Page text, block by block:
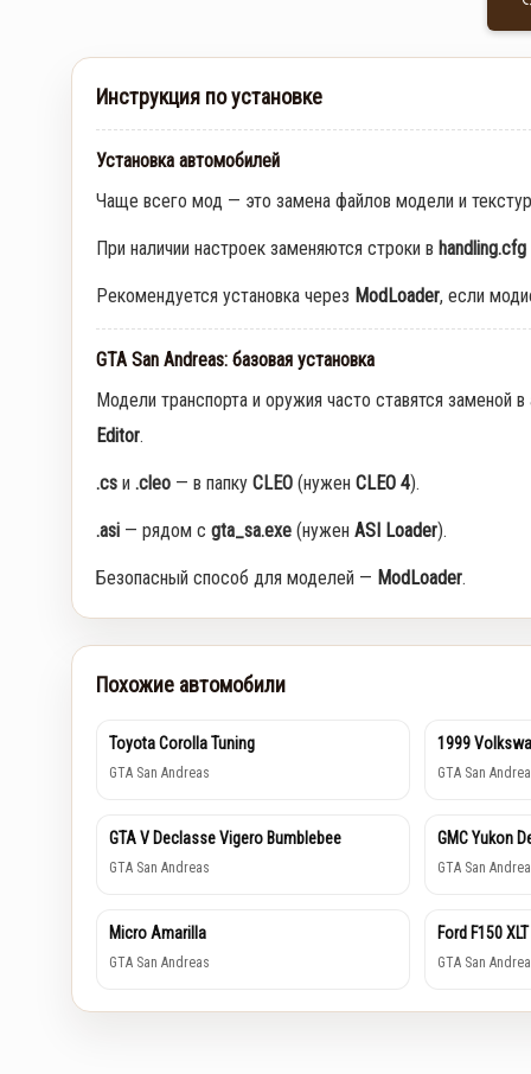
Инструкция по установке
Установка автомобилей
Чаще всего мод — это замена файлов модели и
При наличии настроек заменяются строки в handling.cfg
Рекомендуется установка через ModLoader, если
GTA San Andreas: базовая установка
Модели транспорта и оружия часто ставятся заменой
Editor.
.cs и .cleo — в папку CLEO (нужен CLEO 4).
.asi — рядом с gta_sa.exe (нужен ASI Loader).
Безопасный способ для моделей — ModLoader.
Похожие автомобили
Toyota Corolla Tuning
GTA San Andreas
1999
GTA San
GTA V Declasse Vigero Bumblebee
GTA San Andreas
GMC Yukon
GTA San
Micro Amarilla
GTA San Andreas
Ford F150 XLT
GTA San